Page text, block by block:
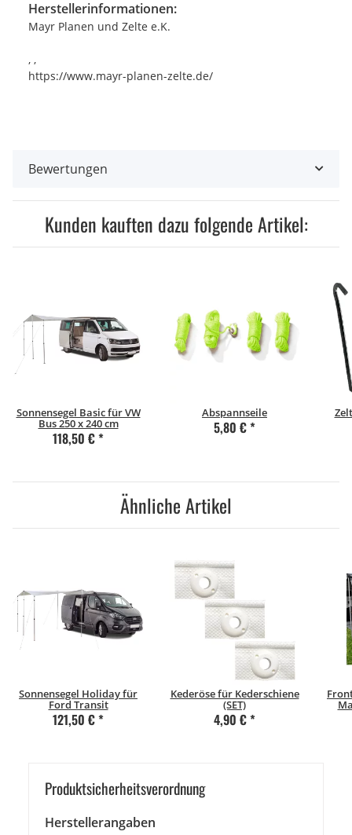
Herstellerinformationen:
Mayr Planen und Zelte e.K.
, ,
https://www.mayr-planen-zelte.de/
Bewertungen
Kunden kauften dazu folgende Artikel:
Sonnensegel Basic für VW
Bus 250 x 240 cm
118,50 €*
Abspannseile
5,80 €*
Ähnliche Artikel
Sonnensegel Holiday für
Ford Transit
121,50 €*
Kederöse für Kederschiene
(SET)
4,90 €*
Produkt­sicher­heits­ver­ord­nung
Herstellerangaben